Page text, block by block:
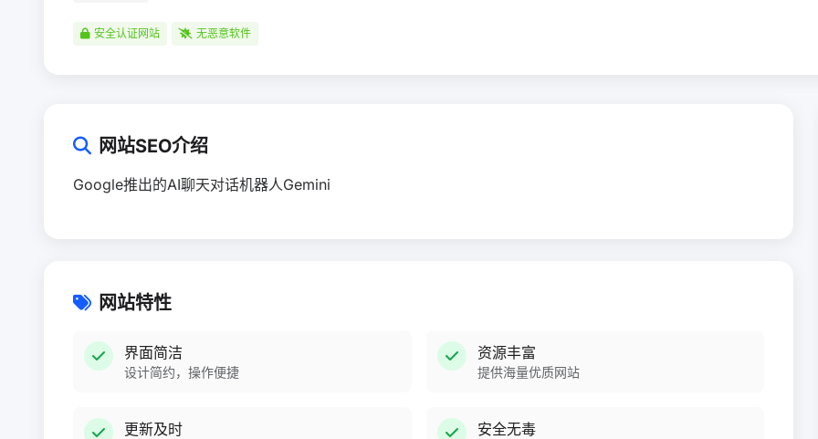
安全认证网站 无恶意软件
网站SEO介绍
Google推出的AI聊天对话机器人Gemini
网站特性
界面简洁
设计简约，操作便捷
资源丰富
提供海量优质网站
更新及时 安全无毒